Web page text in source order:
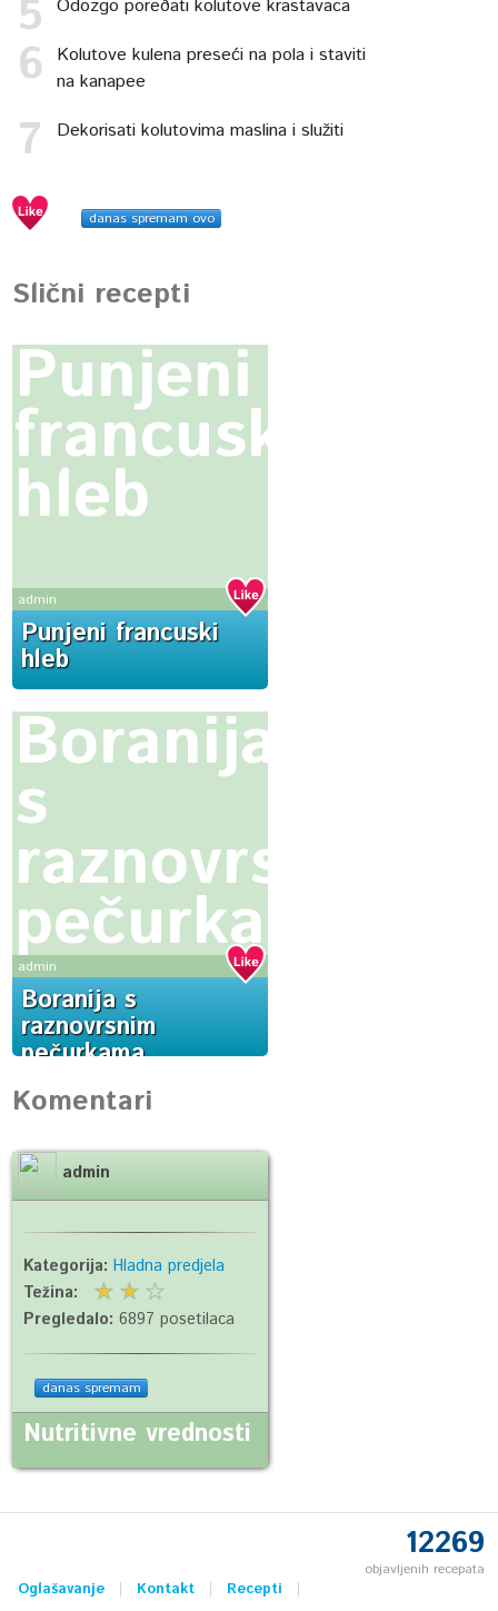
Odozgo poreðati kolutove krastavaca
Kolutove kulena preseći na pola i staviti
na kanapee
Dekorisati kolutovima maslina i služiti
danas spremam ovo
Slični recepti
Punjeni
francuski
hleb
admin
Punjeni francuski
hleb
Boranija
s
raznovrsnim
pečurkama
admin
Boranija s
raznovrsnim
pečurkama
Komentari
admin
Kategorija:Hladna predjela
Težina:
Pregledalo: 6897 posetilaca
danas spremam
Nutritivne vrednosti
12269
objavljenih recepata
Oglašavanje Kontakt
Recepti